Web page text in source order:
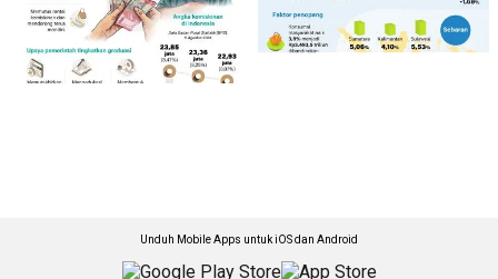
Unduh Mobile Apps untuk iOS dan Android